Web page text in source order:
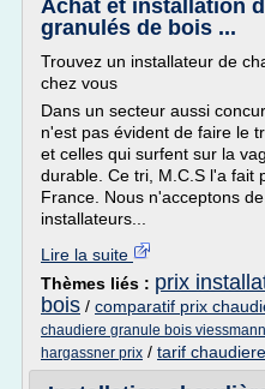
Achat et installation
granulés de bois ...
Trouvez un installateur de
chez vous
Dans un secteur aussi
n'est pas évident de faire le
et celles qui surfent sur la
durable. Ce tri, M.C.S l'a fait
France. Nous n'acceptons
installateurs...
Lire la suite
Thèmes liés : prix
bois / comparatif prix
chaudiere granule bois viessmann
hargassner prix / tarif